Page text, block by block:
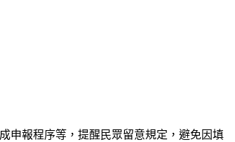
申報程序等，提醒民眾留意規定，避免因填